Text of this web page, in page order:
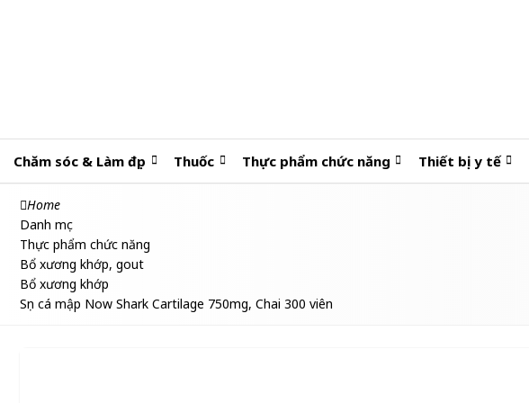
Chăm sóc & Làm đẹp Thuốc Thực phẩm chức năng Thiết bị y tế
Home
Danh mục
Thực phẩm chức năng
Bổ xương khớp, gout
Bổ xương khớp
Sụn cá mập Now Shark Cartilage 750mg, Chai 300 viên